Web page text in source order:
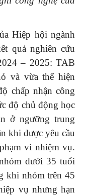
Hiệp hội ngành
quả nghiên cứu
– 2025: TAB
và vừa thể hiện
chấp nhận công
độ chủ động học
ở ngưỡng trung
khi được yêu cầu
vi nhiệm vụ.
dưới 35 tuổi
khi nhóm trên 45
vụ nhưng hạn